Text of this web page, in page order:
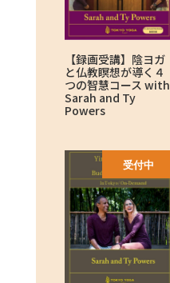
【録画受講】陰ヨガ
と仏教瞑想が導く４
つの智慧コース with
Sarah and Ty
Powers
受付中